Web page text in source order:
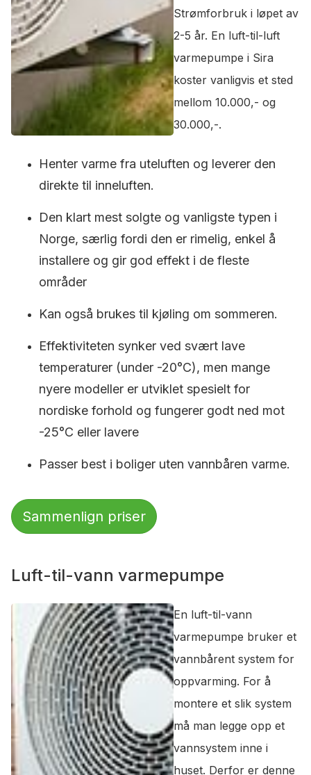
Strømforbruk i løpet av
2-5 år. En luft-til-luft
varmepumpe i Sira
koster vanligvis et sted
mellom 10.000,- og
30.000,-.
Henter varme fra uteluften og leverer den
direkte til inneluften.
Den klart mest solgte og vanligste typen i
Norge, særlig fordi den er rimelig, enkel å
installere og gir god effekt i de fleste
områder
Kan også brukes til kjøling om sommeren.
Effektiviteten synker ved svært lave
temperaturer (under -20°C), men mange
nyere modeller er utviklet spesielt for
nordiske forhold og fungerer godt ned mot
-25°C eller lavere
Passer best i boliger uten vannbåren varme.
Sammenlign priser
Luft-til-vann varmepumpe
En luft-til-vann
varmepumpe bruker et
vannbårent system for
oppvarming. For å
montere et slik system
må man legge opp et
vannsystem inne i
huset. Derfor er denne